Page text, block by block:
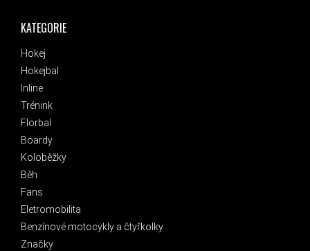
KATEGORIE
Hokej
Hokejbal
Inline
Trénink
Florbal
Boardy
Koloběžky
Běh
Fans
Eletromobilita
Benzínové motocykly a čtyřkolky
Značky